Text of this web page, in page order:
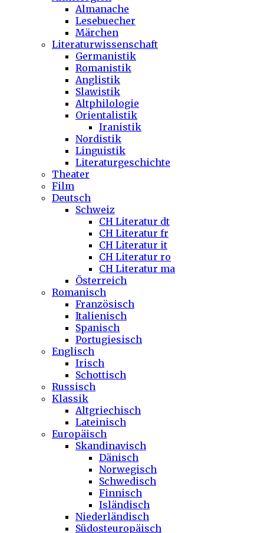
Almanache
Lesebuecher
Märchen
Literaturwissenschaft
Germanistik
Romanistik
Anglistik
Slawistik
Altphilologie
Orientalistik
Iranistik
Nordistik
Linguistik
Literaturgeschichte
Theater
Film
Deutsch
Schweiz
CH Literatur dt
CH Literatur fr
CH Literatur it
CH Literatur ro
CH Literatur ma
Österreich
Romanisch
Französisch
Italienisch
Spanisch
Portugiesisch
Englisch
Irisch
Schottisch
Russisch
Klassik
Altgriechisch
Lateinisch
Europäisch
Skandinavisch
Dänisch
Norwegisch
Schwedisch
Finnisch
Isländisch
Niederländisch
Südosteuropäisch